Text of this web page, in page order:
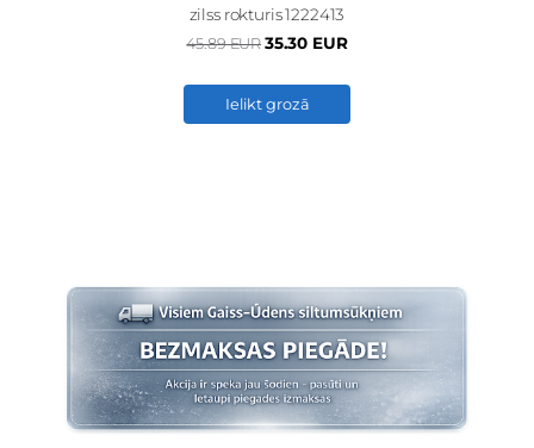
zilss rokturis 1222413
45.89 EUR 35.30 EUR
Ielikt grozā